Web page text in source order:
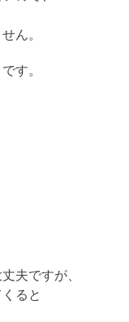
ん。
す。
夫ですが、
ると